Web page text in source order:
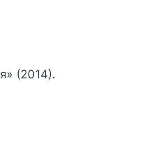
(2014).